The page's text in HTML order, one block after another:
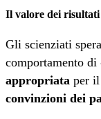
Il valore dei risultati
Gli scienziati
comportamento di
appropriata per il
convinzioni dei